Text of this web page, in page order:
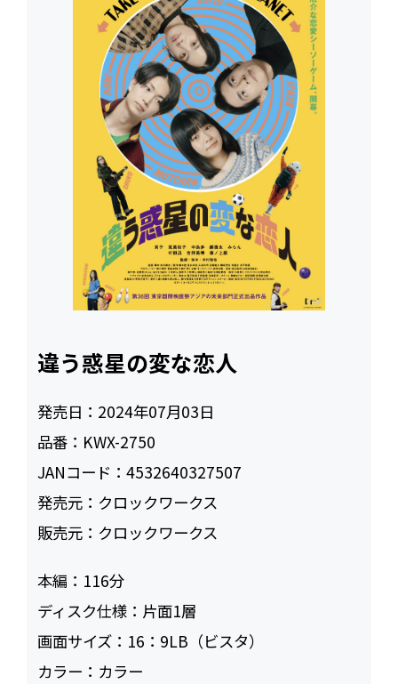
違う惑星の変な恋人
発売日： 2024年07月03日
品番： KWX-2750
JANコード：4532640327507
発売元： クロックワークス
販売元： クロックワークス
本編： 116
ディスク仕様： 片面1層
画面サイズ： 16：9LB（ビスタ）
カラー： カラー